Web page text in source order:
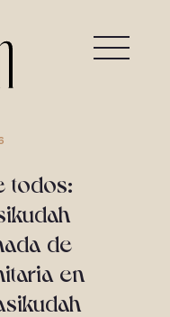
todos:
de
en